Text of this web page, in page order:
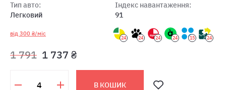
Тип авто:
Легковий
Індекс навантаження:
91
від 300 ₴/міс
24 24 24 24 15 24
1 791 1 737 ₴
В КОШИК